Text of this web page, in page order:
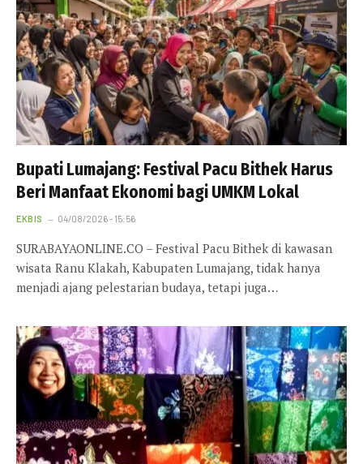
Bupati Lumajang: Festival Pacu Bithek Harus
Beri Manfaat Ekonomi bagi UMKM Lokal
EKBIS 04/08/2026 - 15:56
SURABAYAONLINE.CO – Festival Pacu Bithek di kawasan
wisata Ranu Klakah, Kabupaten Lumajang, tidak hanya
menjadi ajang pelestarian budaya, tetapi juga…